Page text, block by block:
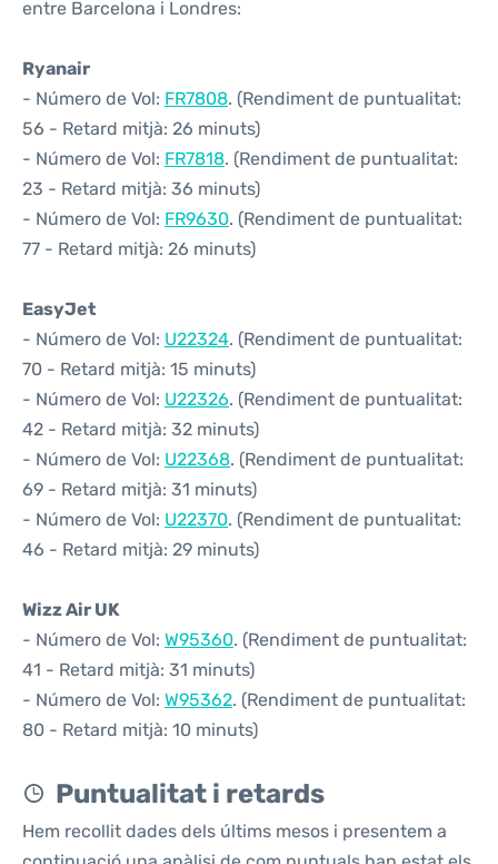
entre Barcelona i Londres:
Ryanair
- Número de Vol: FR7808. (Rendiment de puntualitat:
56 - Retard mitjà: 26 minuts)
- Número de Vol: FR7818. (Rendiment de puntualitat:
23 - Retard mitjà: 36 minuts)
- Número de Vol: FR9630. (Rendiment de puntualitat:
77 - Retard mitjà: 26 minuts)
EasyJet
- Número de Vol: U22324. (Rendiment de puntualitat:
70 - Retard mitjà: 15 minuts)
- Número de Vol: U22326. (Rendiment de puntualitat:
42 - Retard mitjà: 32 minuts)
- Número de Vol: U22368. (Rendiment de puntualitat:
69 - Retard mitjà: 31 minuts)
- Número de Vol: U22370. (Rendiment de puntualitat:
46 - Retard mitjà: 29 minuts)
Wizz Air UK
- Número de Vol: W95360. (Rendiment de puntualitat:
41 - Retard mitjà: 31 minuts)
- Número de Vol: W95362. (Rendiment de puntualitat:
80 - Retard mitjà: 10 minuts)
Puntualitat i retards
Hem recollit dades dels últims mesos i presentem a